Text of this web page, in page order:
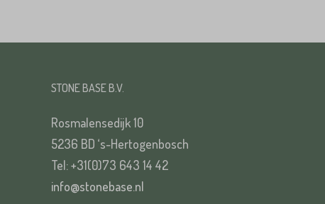
STONE BASE B.V.
Rosmalensedijk 10
5236 BD ‘s-Hertogenbosch
Tel: +31(0)73 643 14 42
info@stonebase.nl